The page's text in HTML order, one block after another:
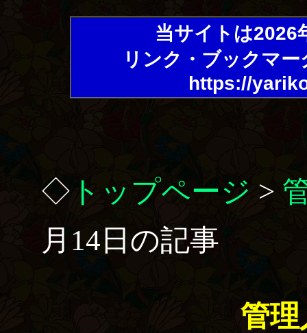
当サイトは2026
リンク・ブックマ
https://
◇ トップページ >
月14日の記事
管理